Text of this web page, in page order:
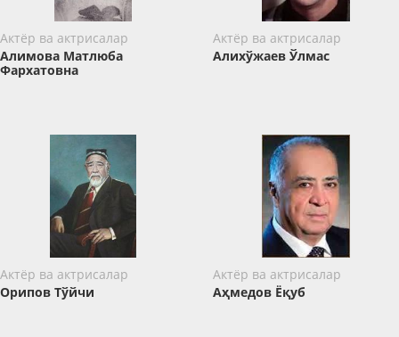
Актёр ва актрисалар
Алимова Матлюба
Фархатовна
Актёр ва актрисалар
Алихўжаев Ўлмас
Актёр ва актрисалар
Орипов Тўйчи
Актёр ва актрисалар
Аҳмедов Ёқуб